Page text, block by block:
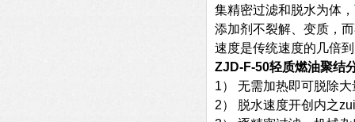
集精密过滤和脱水为体
添加剂不裂解、变质，
速度是传统速度的几倍
ZJD-F-50轻质燃油聚结
1） 无需加热即可脱除
2） 脱水速度开创内之